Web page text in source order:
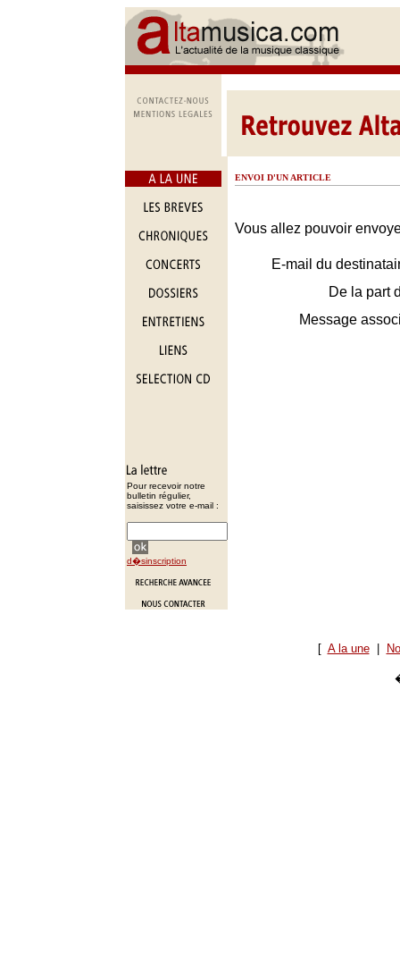
Pour recevoir notre
bulletin régulier,
saisissez votre e-mail :
d�sinscription
ENVOI D'UN ARTICLE
Vous allez pouvoir
E-mail du
De la part
Message
[ A la une|